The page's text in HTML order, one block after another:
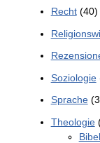
Recht(40)
Soziologie
Sprache
Theologie